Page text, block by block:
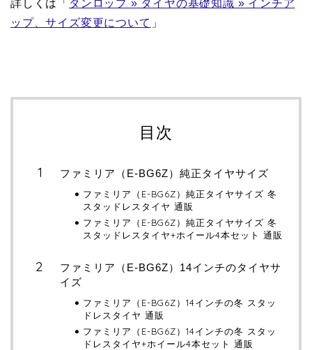
詳しくは「 ダンロップ » タイヤの基礎知識 » インチア
ップ、サイズ変更について 」
目次
ファミリア（E-BG6Z）純正タイヤサイズ
ファミリア（E-BG6Z）純正タイヤサイズ 冬
スタッドレスタイヤ 通販
ファミリア（E-BG6Z）純正タイヤサイズ 冬
スタッドレスタイヤ+ホイール4本セット 通販
ファミリア（E-BG6Z）14インチのタイヤサ
イズ
ファミリア（E-BG6Z）14インチの冬 スタッ
ドレスタイヤ 通販
ファミリア（E-BG6Z）14インチの冬 スタッ
ドレスタイヤ+ホイール4本セット 通販